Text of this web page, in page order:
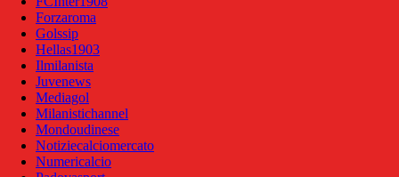
Forzaroma
Golssip
Hellas1903
Ilmilanista
Juvenews
Mediagol
Milanistichannel
Mondoudinese
Notiziecalciomercato
Numericalcio